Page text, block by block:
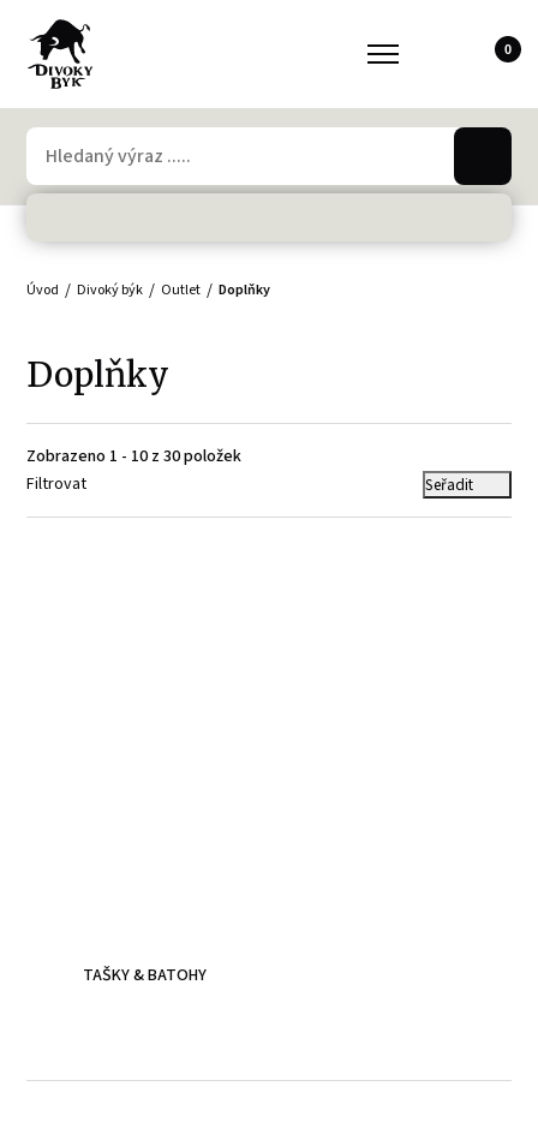
0
Úvod Divoký býk Outlet Doplňky
Doplňky
Zobrazeno 1 - 10 z 30 položek
Filtrovat
Seřadit
TAŠKY & BATOHY